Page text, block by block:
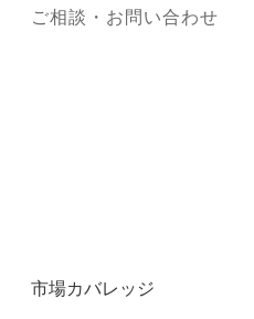
ご相談・お問い合わせ
市場カバレッジ